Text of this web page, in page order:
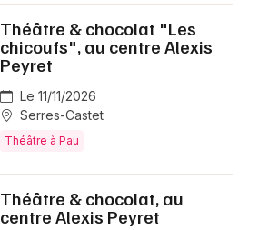
Théâtre & chocolat "Les
chicoufs", au centre Alexis
Peyret
Le 11/11/2026
Serres-Castet
Théâtre à Pau
Théâtre & chocolat, au
centre Alexis Peyret